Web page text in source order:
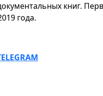
книг.
года.